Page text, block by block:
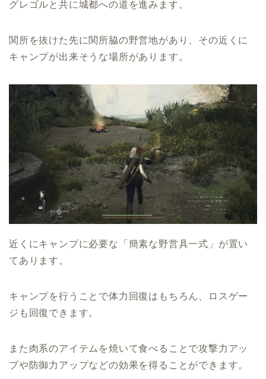
グレゴルと共に城都への道を進みます。
関所を抜けた先に関所脇の野営地があり、その近くに
キャンプが出来そうな場所があります。
近くにキャンプに必要な「簡素な野営具一式」が置い
てあります。
キャンプを行うことで体力回復はもちろん、ロスゲー
ジも回復できます。
また肉系のアイテムを焼いて食べることで攻撃力アッ
プや防御力アップなどの効果を得ることができます。